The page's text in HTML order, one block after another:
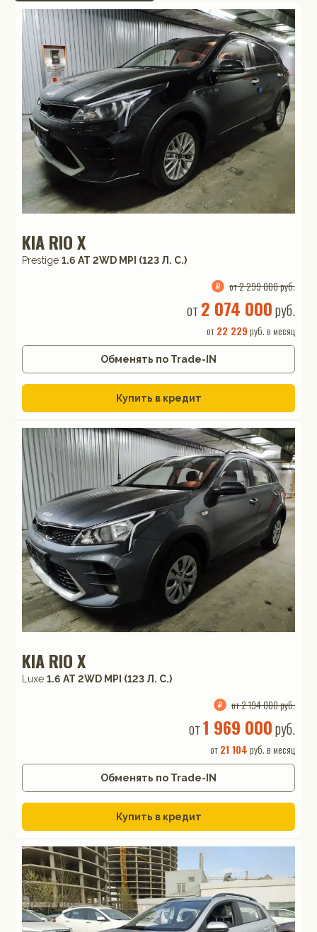
KIA RIO X
Prestige 1.6 АТ 2WD MPI (123 Л. C.)
от 2 299 000 руб.
от 2 074 000руб.
от22 229 руб. в месяц
Обменять по Trade-IN
Купить в кредит
KIA RIO X
Luxe 1.6 АТ 2WD MPI (123 Л. C.)
от 2 194 000 руб.
от1 969 000руб.
от21 104 руб. в месяц
Обменять по Trade-IN
Купить в кредит